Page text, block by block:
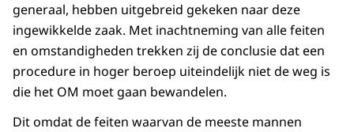
generaal, hebben uitgebreid gekeken naar deze
ingewikkelde zaak. Met inachtneming van alle feiten
en omstandigheden trekken zij de conclusie dat een
procedure in hoger beroep uiteindelijk niet de weg is
die het OM moet gaan bewandelen.
Dit omdat de feiten waarvan de meeste mannen